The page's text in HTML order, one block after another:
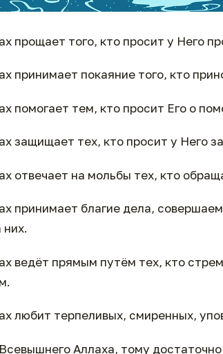
прощает того, кто просит у Него
принимает покаяние того, кто
помогает тем, кто просит Его о
защищает тех, кто просит у Него
отвечает на мольбы тех, кто
принимает благие дела,
них.
ведёт прямым путём тех, кто
любит терпеливых, смиренных,
Аллаха, тому достаточно